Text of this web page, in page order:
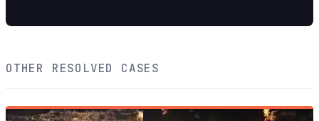
OTHER RESOLVED CASES